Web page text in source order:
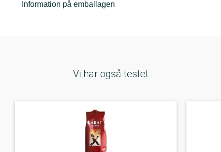
Information på emballagen
Vi har også testet